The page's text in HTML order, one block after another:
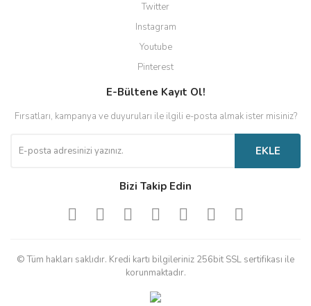
Twitter
Instagram
Youtube
Pinterest
E-Bültene Kayıt Ol!
Fırsatları, kampanya ve duyuruları ile ilgili e-posta almak ister misiniz?
EKLE
Bizi Takip Edin
© Tüm hakları saklıdır. Kredi kartı bilgileriniz 256bit SSL sertifikası ile
korunmaktadır.